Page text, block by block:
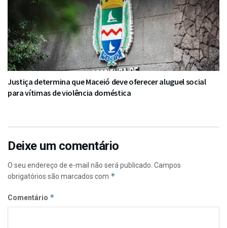
Justiça determina que Maceió deve oferecer aluguel social
para vítimas de violência doméstica
Deixe um comentário
O seu endereço de e-mail não será publicado. Campos
obrigatórios são marcados com *
Comentário *